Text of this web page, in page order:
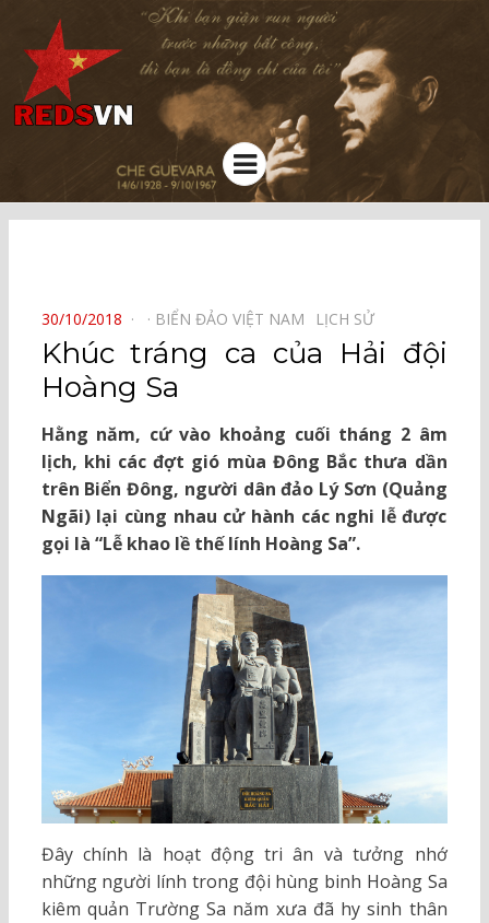
Kênh chia sẻ tri thức cộng đồng
Menu
POSTED
ON
30/10/2018 BIỂN ĐẢO VIỆT NAM⠀ LỊCH SỬ⠀
Khúc tráng ca của Hải đội
Hoàng Sa
Hằng năm, cứ vào khoảng cuối tháng 2 âm
lịch, khi các đợt gió mùa Đông Bắc thưa dần
trên Biển Đông, người dân đảo Lý Sơn (Quảng
Ngãi) lại cùng nhau cử hành các nghi lễ được
gọi là “Lễ khao lề thế lính Hoàng Sa”.
Đây chính là hoạt động tri ân và tưởng nhớ
những người lính trong đội hùng binh Hoàng Sa
kiêm quản Trường Sa năm xưa đã hy sinh thân